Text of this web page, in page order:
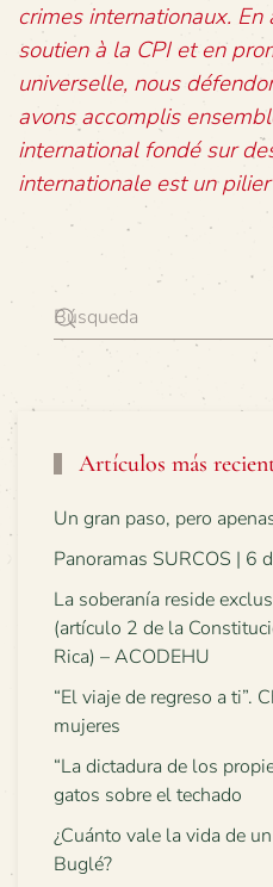
crimes internationaux.
soutien à la CPI et en
universelle, nous
avons accomplis
international fondé sur
internationale est un
Artículos más
Un gran paso, pero
Panoramas SURCOS | 6
La soberanía reside
(artículo 2 de la
Rica) – ACODEHU
“El viaje de regreso a ti”.
mujeres
“La dictadura de los
gatos sobre el techado
¿Cuánto vale la vida de
Buglé?